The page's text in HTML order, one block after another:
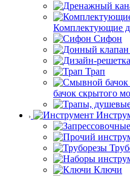
Комплектующие
Сифон
Трап
бачок скрытого
Ключи